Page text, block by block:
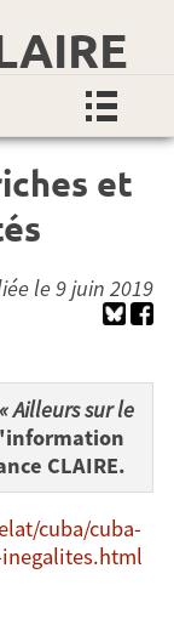
et
le 9 juin 2019
« Ailleurs sur le
CLAIRE.
cuba/cuba-